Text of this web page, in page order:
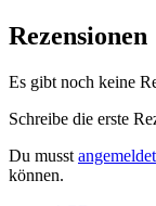
Rezensionen
Es gibt noch keine
Schreibe die erste
Du musst angemeldet
können.